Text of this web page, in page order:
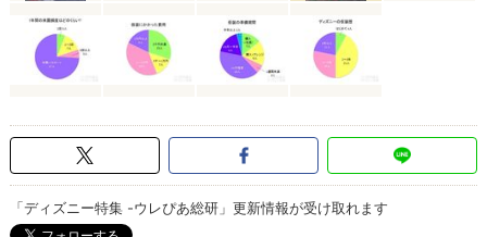
「ディズニー特集 -ウレぴあ総研」更新情報が受け取れます